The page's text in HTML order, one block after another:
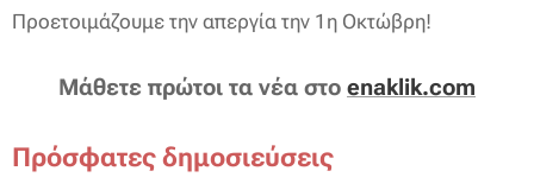
Προετοιμάζουμε την απεργία την 1η Οκτώβρη!
Μάθετε πρώτοι τα νέα στο enaklik.com
Πρόσφατες δημοσιεύσεις